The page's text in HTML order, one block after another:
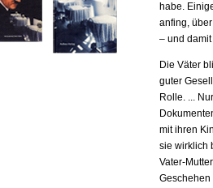
habe.
anfing,
– und
Die Väter
guter
Rolle. ...
mit ihren
sie wirklich
Vater-
Geschehen